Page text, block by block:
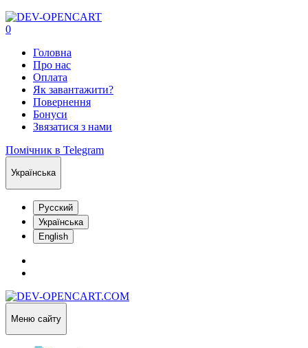
0
Головна
Про нас
Оплата
Як завантажити?
Повернення
Бонуси
Звязатися з нами
Помічник в Telegram
Українська
Русский
Українська
English
Меню сайту